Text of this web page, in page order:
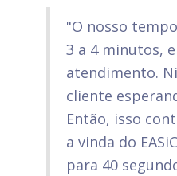
"O nosso
3 a 4 minutos,
atendimento.
cliente
Então, isso
a vinda do
para 40